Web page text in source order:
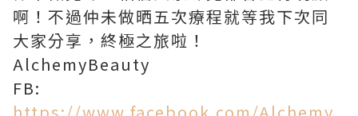
啊！不過仲未做晒五次療程就等我下次同
大家分享，終極之旅啦！
AlchemyBeauty
FB: